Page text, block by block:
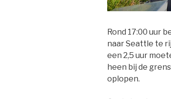
Rond 17:00 uur
naar Seattle te
een 2,5 uur
heen bij de
oplopen.